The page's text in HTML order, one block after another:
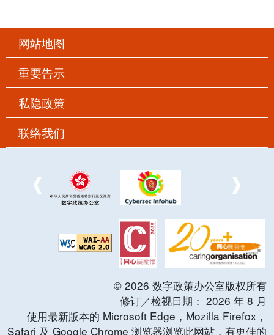
网站地图
重要告示
私隐政策
联络我们
© 2026 数字政策办公室版权所有
修订／检视日期： 2026 年 8 月
使用最新版本的 Microsoft Edge，Mozilla Firefox，
Safari 及 Google Chrome 浏览器浏览此网站，有更佳的